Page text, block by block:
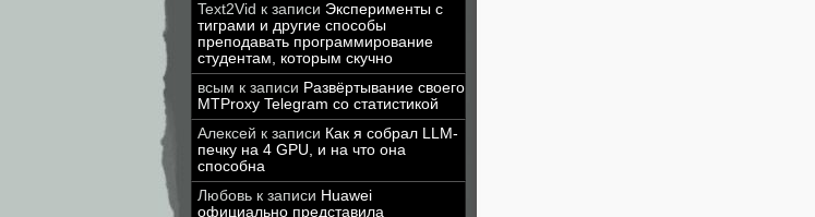
Text2Vid к записи Эксперименты с
тиграми и другие способы
преподавать программирование
студентам, которым скучно
всым к записи Развёртывание своего
MTProxy Telegram со статистикой
Алексей к записи Как я собрал LLM-
печку на 4 GPU, и на что она
способна
Любовь к записи Huawei
официально представила